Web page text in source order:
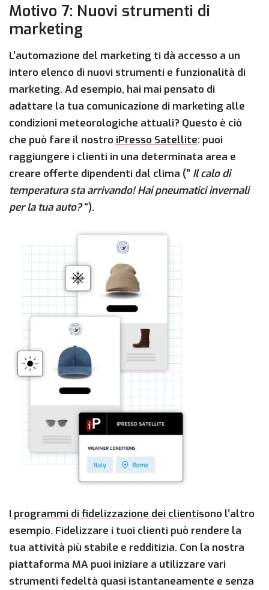
Motivo 7: Nuovi strumenti di
marketing
L’automazione del marketing ti dà accesso a un
intero elenco di nuovi strumenti e funzionalità di
marketing. Ad esempio, hai mai pensato di
adattare la tua comunicazione di marketing alle
condizioni meteorologiche attuali? Questo è ciò
che può fare il nostro iPresso Satellite: puoi
raggiungere i clienti in una determinata area e
creare offerte dipendenti dal clima (” Il calo di
temperatura sta arrivando! Hai pneumatici invernali
per la tua auto?“).
I programmi di fidelizzazione dei clientisono l’altro
esempio. Fidelizzare i tuoi clienti può rendere la
tua attività più stabile e redditizia. Con la nostra
piattaforma MA puoi iniziare a utilizzare vari
strumenti fedeltà quasi istantaneamente e senza